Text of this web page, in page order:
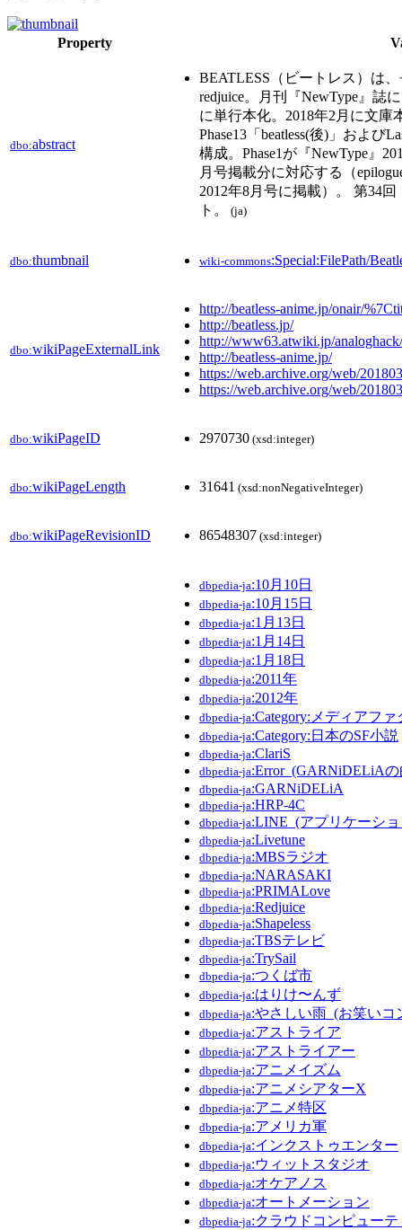
Property
dbo:abstract
BEATLESS（ビートレス）は
redjuice。月刊『NewType』誌
に単行本化。2018年2月に文庫
Phase13「beatless(後)」および
構成。Phase1が『NewType』
月号掲載分に対応する（
2012年8月号に掲載）。 第34
ト。
(ja)
dbo:thumbnail wiki-commons:Special:FilePath/
dbo:wikiPageExternalLink
http://beatless-anime.jp/onair/
http://beatless.jp/
http://www63.atwiki.jp/analoghack/
http://beatless-anime.jp/
https://web.archive.org/web/
https://web.archive.org/web/
dbo:wikiPageID 2970730 (xsd:integer)
dbo:wikiPageLength 31641 (xsd:nonNegativeInteger)
dbo:wikiPageRevisionID 86548307 (xsd:integer)
dbpedia-ja:10月10日
dbpedia-ja:10月15日
dbpedia-ja:1月13日
dbpedia-ja:1月14日
dbpedia-ja:1月18日
dbpedia-ja:2011年
dbpedia-ja:2012年
dbpedia-ja:Category:メディアフ
dbpedia-ja:Category:日本のSF小説
dbpedia-ja:ClariS
dbpedia-ja:Error_(GARNiDELiAの
dbpedia-ja:GARNiDELiA
dbpedia-ja:HRP-4C
dbpedia-ja:LINE_(アプリケーシ
dbpedia-ja:Livetune
dbpedia-ja:MBSラジオ
dbpedia-ja:NARASAKI
dbpedia-ja:PRIMALove
dbpedia-ja:Redjuice
dbpedia-ja:Shapeless
dbpedia-ja:TBSテレビ
dbpedia-ja:TrySail
dbpedia-ja:つくば市
dbpedia-ja:はりけ〜んず
dbpedia-ja:やさしい雨_(お笑いコ
dbpedia-ja:アストライア
dbpedia-ja:アストライアー
dbpedia-ja:アニメイズム
dbpedia-ja:アニメシアターX
dbpedia-ja:アニメ特区
dbpedia-ja:アメリカ軍
dbpedia-ja:インクストゥエンター
dbpedia-ja:ウィットスタジオ
dbpedia-ja:オケアノス
dbpedia-ja:オートメーション
dbpedia-ja:クラウドコンピューテ